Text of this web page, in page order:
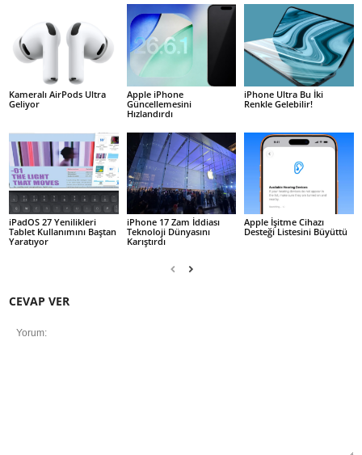
Kameralı AirPods Ultra
Geliyor
Apple iPhone
Güncellemesini
Hızlandırdı
iPhone Ultra Bu İki
Renkle Gelebilir!
iPadOS 27 Yenilikleri
Tablet Kullanımını Baştan
Yaratıyor
iPhone 17 Zam İddiası
Teknoloji Dünyasını
Karıştırdı
Apple İşitme Cihazı
Desteği Listesini Büyüttü
CEVAP VER